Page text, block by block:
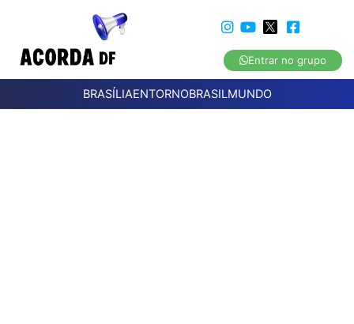
Entrar no grupo
BRASÍLIAENTORNOBRASILMUNDO